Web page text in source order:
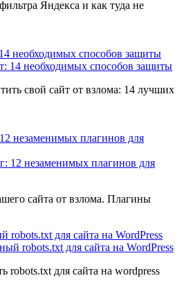
Яндекса и как туда не
необходимых способов защиты
свой сайт от взлома: 14 лучших
незаменимых плагинов для
сайта от взлома. Плагины
robots.txt для сайта на WordPress
robots.txt для сайта на wordpress